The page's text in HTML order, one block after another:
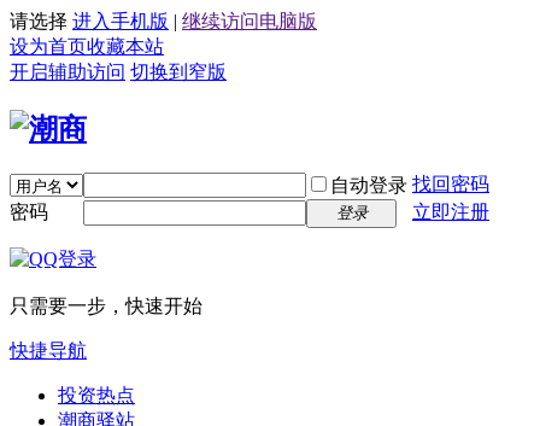
请选择 进入手机版 | 继续访问电脑版
设为首页收藏本站
开启辅助访问 切换到窄版
自动登录 找回密码
密码
登录 立即注册
只需要一步，快速开始
快捷导航
投资热点
潮商驿站